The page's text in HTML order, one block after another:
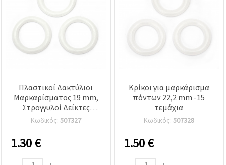
Πλαστικοί Δακτύλιοι
Μαρκαρίσματος 19 mm,
Στρογγυλοί Δείκτες
Πόντων τύπου O-Ring,
Αξεσουάρ Πλεξίματος &
Κροσέ, SKC - Σετ 15 τεμ.,
Κωδικός: 507327
1.30€
Κρίκοι για μαρκάρισμα
πόντων 22,2 mm -15
τεμάχια
Κωδικός: 507328
1.50€